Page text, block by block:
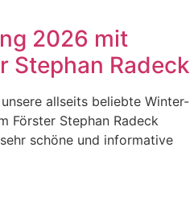
2026 mit
Stephan Radeck
allseits beliebte Winter-
Förster Stephan Radeck
schöne und informative